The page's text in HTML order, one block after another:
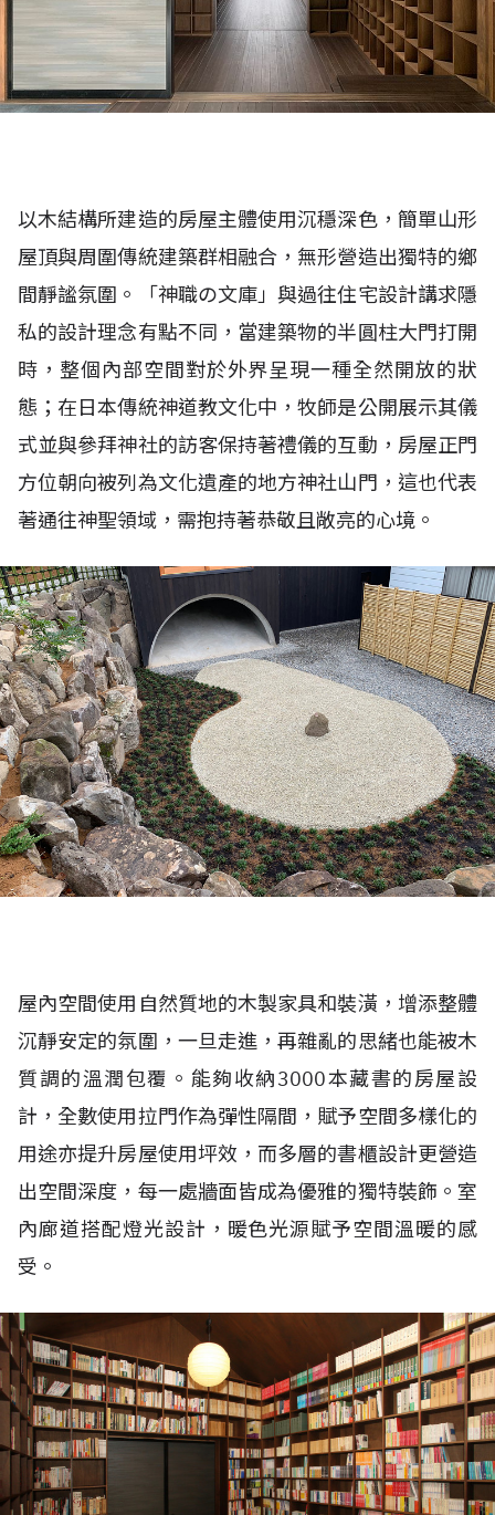
以木結構所建造的房屋主體使用沉穩深色，簡單山形
屋頂與周圍傳統建築群相融合，無形營造出獨特的鄉
間靜謐氛圍。「神職の文庫」與過往住宅設計講求隱
私的設計理念有點不同，當建築物的半圓柱大門打開
時，整個內部空間對於外界呈現一種全然開放的狀
態；在日本傳統神道教文化中，牧師是公開展示其儀
式並與參拜神社的訪客保持著禮儀的互動，房屋正門
方位朝向被列為文化遺產的地方神社山門，這也代表
著通往神聖領域，需抱持著恭敬且敞亮的心境。
屋內空間使用自然質地的木製家具和裝潢，增添整體
沉靜安定的氛圍，一旦走進，再雜亂的思緒也能被木
質調的溫潤包覆。能夠收納3000本藏書的房屋設
計，全數使用拉門作為彈性隔間，賦予空間多樣化的
用途亦提升房屋使用坪效，而多層的書櫃設計更營造
出空間深度，每一處牆面皆成為優雅的獨特裝飾。室
內廊道搭配燈光設計，暖色光源賦予空間溫暖的感
受。